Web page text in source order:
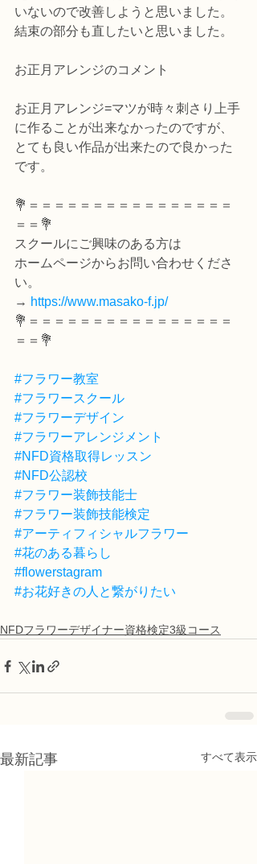
いないので改善しようと思いました。
結束の部分も直したいと思いました。
お正月アレンジのコメント
お正月アレンジ=マツが時々刺さり上手
に作ることが出来なかったのですが、
とても良い作品が出来たので良かった
です。
💐＝＝＝＝＝＝＝＝＝＝＝＝＝＝＝＝
＝＝💐
スクールにご興味のある方は
ホームページからお問い合わせくださ
い。
→ https://www.masako-f.jp/
💐＝＝＝＝＝＝＝＝＝＝＝＝＝＝＝＝
＝＝💐
#フラワー教室
#フラワースクール
#フラワーデザイン
#フラワーアレンジメント
#NFD資格取得レッスン
#NFD公認校
#フラワー装飾技能士
#フラワー装飾技能検定
#アーティフィシャルフラワー
#花のある暮らし
#flowerstagram
#お花好きの人と繋がりたい
NFDフラワーデザイナー資格検定3級コース
最新記事 すべて表示